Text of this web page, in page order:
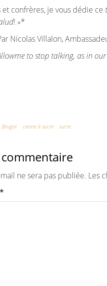
confrères, je vous dédie ce
! »*
Nicolas Villalon,
to stop talking, as in
Brugal canne à sucre sucre
ne sera pas publiée. Les
*